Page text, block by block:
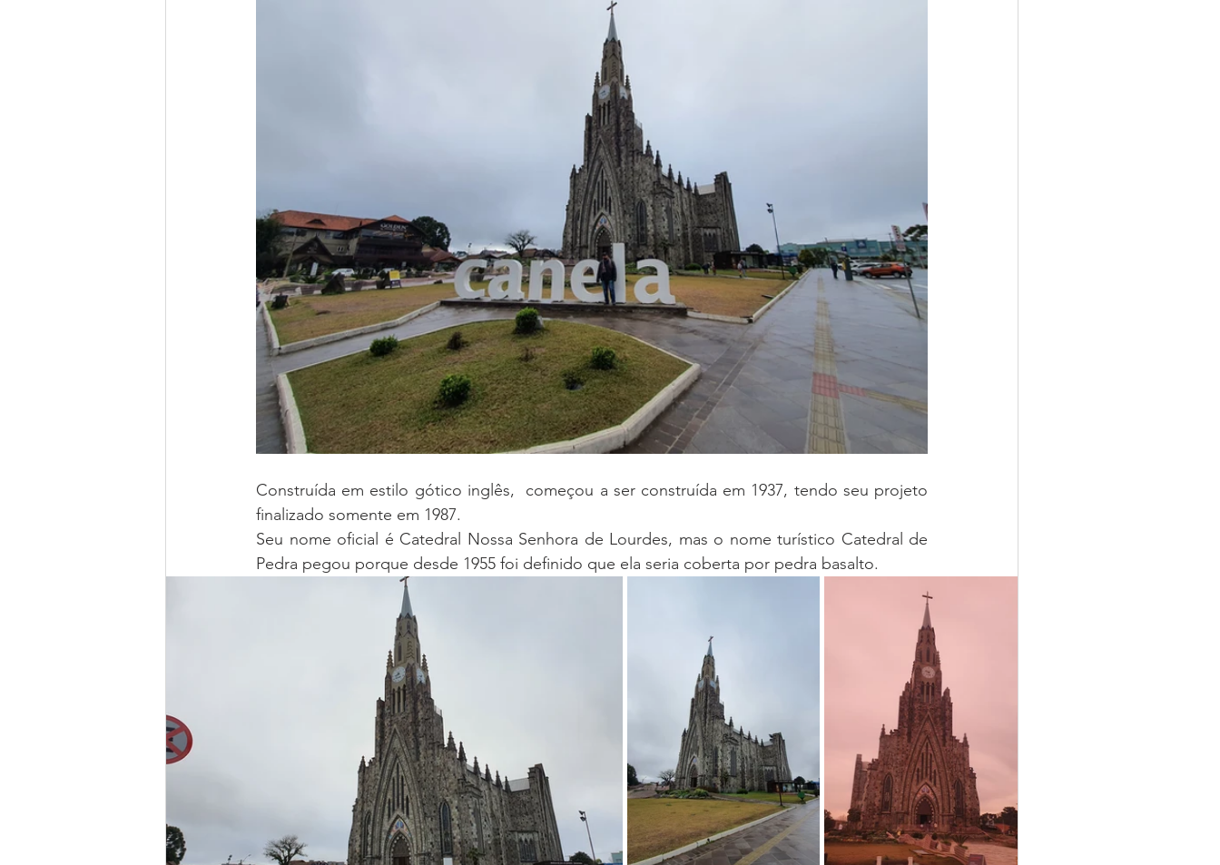
Rio Grande do Sul (RS)
Construída em estilo gótico inglês,
começou a ser construída em 1937, tendo seu projeto
finalizado somente em 1987.
Seu nome oficial é Catedral Nossa Senhora de Lourdes, mas o nome turístico Catedral de
Pedra pegou porque desde 1955 foi definido que ela seria coberta por pedra basalto.